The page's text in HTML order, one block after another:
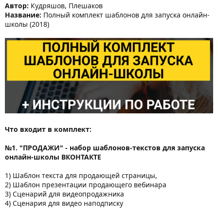
Автор: Кудряшов, Плешаков
Название: Полный комплект шаблонов для запуска онлайн-
школы (2018)
Что входит в комплект:
№1. "ПРОДАЖИ" - набор шаблонов-текстов для запуска
онлайн-школы ВКОНТАКТЕ
1) Шаблон текста для продающей страницы,
2) Шаблон презентации продающего вебинара
3) Сценарий для видеопродажника
4) Сценария для видео наподписку